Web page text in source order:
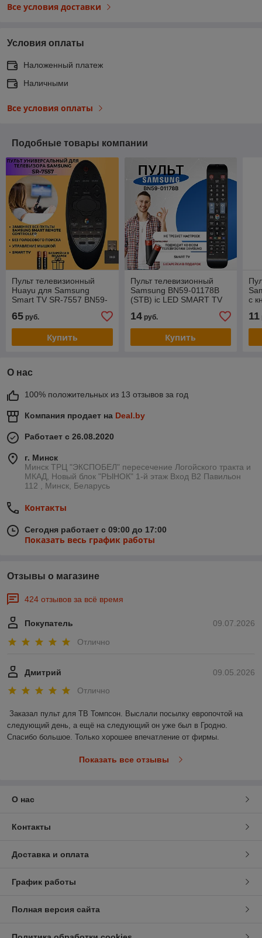
Все условия доставки
Условия оплаты
Наложенный платеж
Наличными
Все условия оплаты
Подобные товары компании
Пульт телевизионный
Huayu для Samsung
Smart TV SR-7557 BN59-
CONTROLLER
65 руб.
Купить
Пульт телевизионный
Samsung BN59-01178B
(STB) ic LED SMART TV
14руб.
Купить
с
11
О нас
100% положительных из 13 отзывов за год
Компания продает на Deal.by
Работает с 26.08.2020
г. Минск
Минск ТРЦ "ЭКСПОБЕЛ" пересечение Логойского тракта и
МКАД, Новый блок "РЫНОК" 1-й этаж Вход B2 Павильон
112 , Минск, Беларусь
Контакты
Сегодня работает с 09:00 до 17:00
Показать весь график работы
Отзывы о магазине
424 отзывов за всё время
09.07.2026
Покупатель
Отлично
09.05.2026
Дмитрий
Отлично
Заказал пульт для ТВ Томпсон. Выслали посылку европочтой на
следующий день, а ещё на следующий он уже был в Гродно.
Спасибо большое. Только хорошее впечатление от фирмы.
Показать все отзывы
О нас
Контакты
Доставка и оплата
График работы
Полная версия сайта